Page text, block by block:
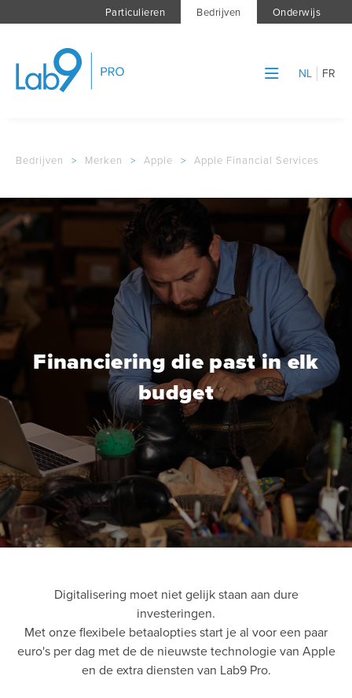
Particulieren Bedrijven Onderwijs
NL FR
Bedrijven > Merken > Apple > Apple Financial Services
Financiering die past in elk
budget
Digitalisering moet niet gelijk staan aan dure
investeringen.
Met onze flexibele betaalopties start je al voor een paar
euro's per dag met de de nieuwste technologie van Apple
en de extra diensten van Lab9 Pro.